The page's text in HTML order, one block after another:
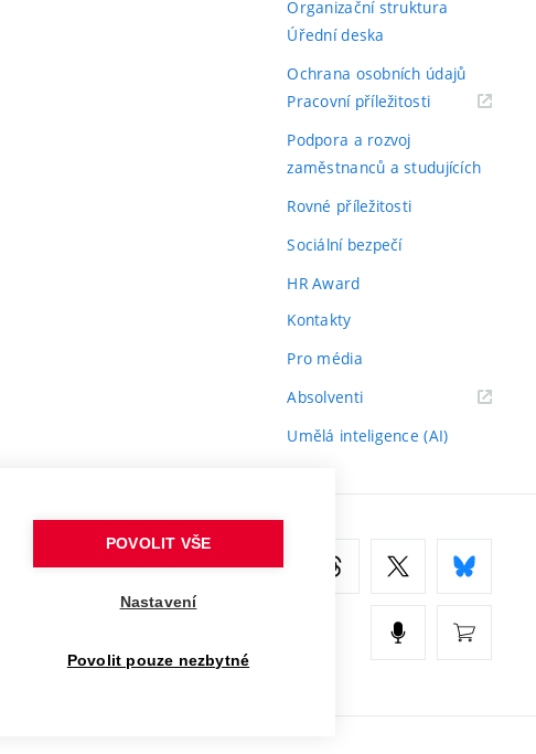
Organizační struktura
Úřední deska
Ochrana osobních údajů
Pracovní příležitosti(externí
Podpora a rozvoj
zaměstnanců a studujících
Rovné příležitosti
Sociální bezpečí
HR Award
Kontakty
Pro média
Absolventi(externí
Umělá inteligence (AI)
POVOLIT VŠE
Nastavení
Povolit pouze nezbytné